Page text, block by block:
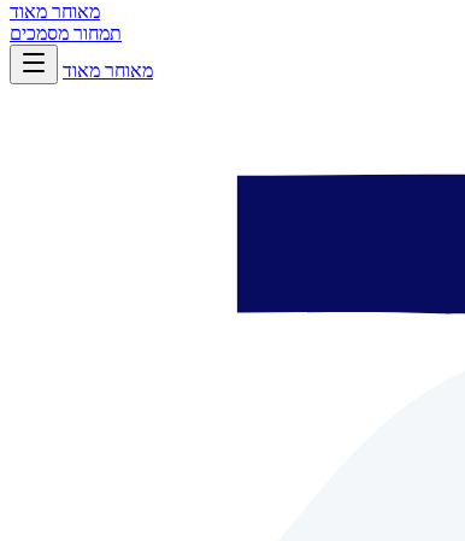
מאוחר מאוד
תמחור מסמכים
מאוחר מאוד